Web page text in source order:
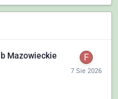
Mazowieckie